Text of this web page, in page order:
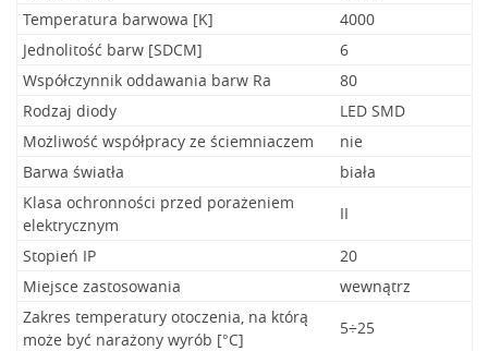
Temperatura barwowa [K]
4000
Jednolitość barw [SDCM]
6
Współczynnik oddawania barw Ra
80
Rodzaj diody
LED SMD
Możliwość współpracy ze ściemniaczem
nie
Barwa światła
biała
Klasa ochronności przed porażeniem
elektrycznym
II
Stopień IP
20
Miejsce zastosowania
wewnątrz
Zakres temperatury otoczenia, na którą
może być narażony wyrób [°C]
5÷25